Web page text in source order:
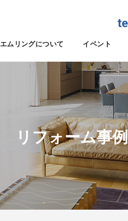
エムリングについて イベント
リフォーム事例